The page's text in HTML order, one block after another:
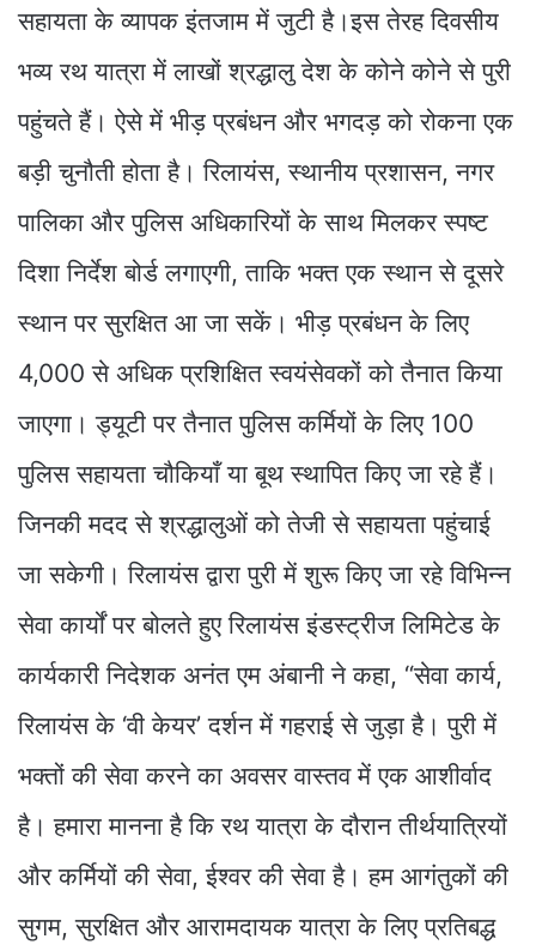
सहायता के व्यापक इंतजाम में जुटी है।इस तेरह दिवसीय
भव्य रथ यात्रा में लाखों श्रद्धालु देश के कोने कोने से पुरी
पहुंचते हैं। ऐसे में भीड़ प्रबंधन और भगदड़ को रोकना एक
बड़ी चुनौती होता है। रिलायंस, स्थानीय प्रशासन, नगर
पालिका और पुलिस अधिकारियों के साथ मिलकर स्पष्ट
दिशा निर्देश बोर्ड लगाएगी, ताकि भक्त एक स्थान से दूसरे
स्थान पर सुरक्षित आ जा सकें। भीड़ प्रबंधन के लिए
4,000 से अधिक प्रशिक्षित स्वयंसेवकों को तैनात किया
जाएगा। ड्यूटी पर तैनात पुलिस कर्मियों के लिए 100
पुलिस सहायता चौकियाँ या बूथ स्थापित किए जा रहे हैं।
जिनकी मदद से श्रद्धालुओं को तेजी से सहायता पहुंचाई
जा सकेगी। रिलायंस द्वारा पुरी में शुरू किए जा रहे विभिन्न
सेवा कार्यों पर बोलते हुए रिलायंस इंडस्ट्रीज लिमिटेड के
कार्यकारी निदेशक अनंत एम अंबानी ने कहा, “सेवा कार्य,
रिलायंस के ‘वी केयर’ दर्शन में गहराई से जुड़ा है। पुरी में
भक्तों की सेवा करने का अवसर वास्तव में एक आशीर्वाद
है। हमारा मानना है कि रथ यात्रा के दौरान तीर्थयात्रियों
और कर्मियों की सेवा, ईश्वर की सेवा है। हम आगंतुकों की
सुगम, सुरक्षित और आरामदायक यात्रा के लिए प्रतिबद्ध